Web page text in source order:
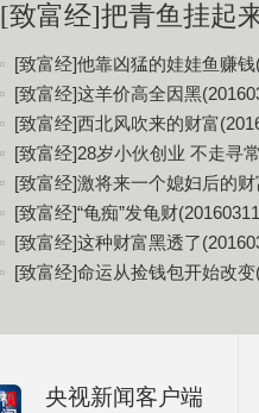
[致富经]把青鱼挂起
[致富经]他靠凶猛的娃娃鱼赚钱
[致富经]这羊价高全因黑
[致富经]西北风吹来的财富
[致富经]28岁小伙创业 不走寻
[致富经]激将来一个媳妇后的
[致富经]“龟痴”发龟财
[致富经]这种财富黑透了
[致富经]命运从捡钱包开始改变
央视新闻客户端